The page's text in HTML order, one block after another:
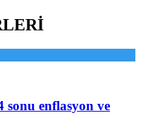
sonu enflasyon ve